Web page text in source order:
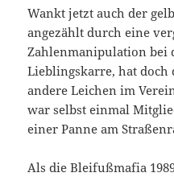
Wankt jetzt auch der
angezählt durch eine
Zahlenmanipulation bei
Lieblingskarre, hat doch
andere Leichen im
war selbst einmal
einer Panne am
Als die Bleifußmafia